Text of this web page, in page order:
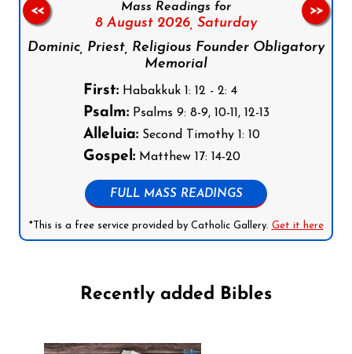
Mass Readings for
8 August 2026, Saturday
Dominic, Priest, Religious Founder Obligatory
Memorial
First:Habakkuk 1: 12 - 2: 4
Psalm:Psalms 9: 8-9, 10-11, 12-13
Alleluia:Second Timothy 1: 10
Gospel:Matthew 17: 14-20
FULL MASS READINGS
*This is a free service provided by Catholic Gallery. Get it here
<< >>
Recently added Bibles